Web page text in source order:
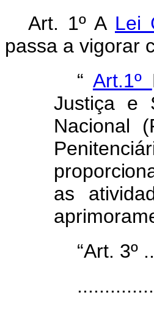
Art. 1º A Lei
passa a vigorar
“ Art.1º
Justiça e
Nacional
as
“Art. 3º